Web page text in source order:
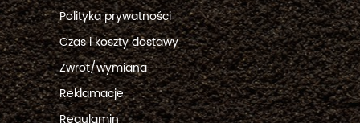
Polityka prywatności
Czas i koszty dostawy
Zwrot/wymiana
Reklamacje
Regulamin